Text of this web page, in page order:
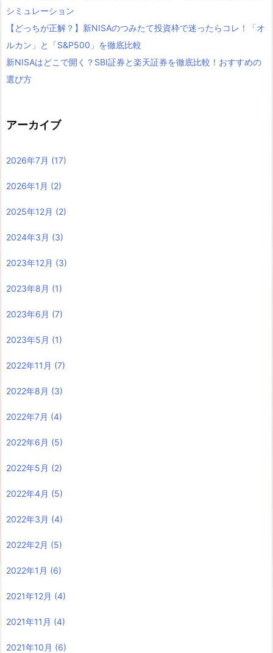
シミュレーション
【どっちが正解？】新NISAのつみたて投資枠で迷ったらコレ！「オ
ルカン」と「S&P500」を徹底比較
新NISAはどこで開く？SBI証券と楽天証券を徹底比較！おすすめの
選び方
アーカイブ
2026年7月 (17)
2026年1月 (2)
2025年12月 (2)
2024年3月 (3)
2023年12月 (3)
2023年8月 (1)
2023年6月 (7)
2023年5月 (1)
2022年11月 (7)
2022年8月 (3)
2022年7月 (4)
2022年6月 (5)
2022年5月 (2)
2022年4月 (5)
2022年3月 (4)
2022年2月 (5)
2022年1月 (6)
2021年12月 (4)
2021年11月 (4)
2021年10月 (6)